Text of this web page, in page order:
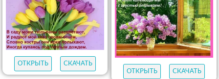
ОТКРЫТЬ
СКАЧАТЬ
ОТКРЫТЬ
СКАЧАТЬ